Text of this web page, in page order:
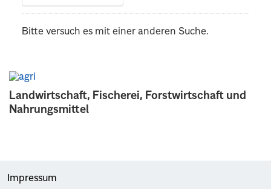
Landwirtschaft, Fischerei, Forstwirtschaft und
Nahrungsmittel
Bitte versuch es mit einer anderen Suche.
Impressum